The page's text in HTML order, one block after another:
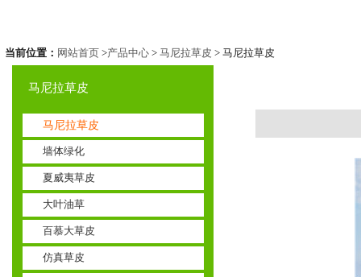
当前位置： 网站首页 >产品中心 > 马尼拉草皮 > 马尼拉草皮
马尼拉草皮
马尼拉草皮
墙体绿化
夏威夷草皮
大叶油草
百慕大草皮
仿真草皮